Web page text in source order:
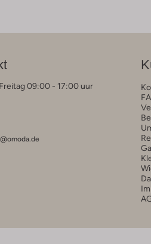
09:00 - 17:00 uur